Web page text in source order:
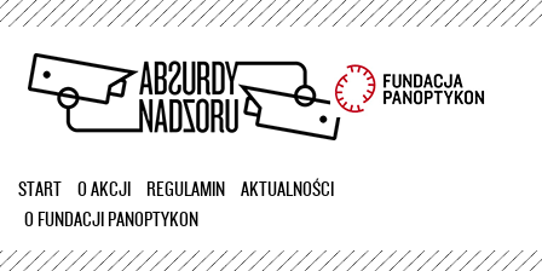
Przejdź
treści
START O AKCJI REGULAMIN
AKTUALNOŚCI
O FUNDACJI PANOPTYKON